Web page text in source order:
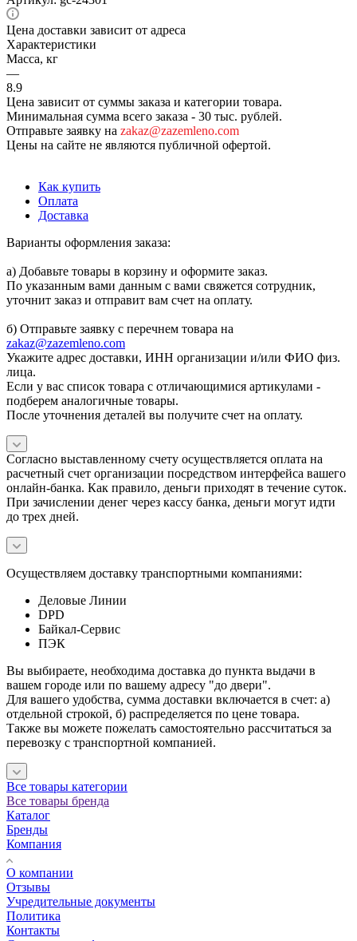
Цена доставки зависит от адреса
Характеристики
Масса, кг
—
8.9
Цена зависит от суммы заказа и категории товара.
Минимальная сумма всего заказа - 30 тыс. рублей.
Отправьте заявку на zakaz@zazemleno.com
Цены на сайте не являются публичной офертой.
Как купить
Оплата
Доставка
Варианты оформления заказа:
а) Добавьте товары в корзину и оформите заказ.
По указанным вами данным с вами свяжется сотрудник,
уточнит заказ и отправит вам счет на оплату.
б) Отправьте заявку с перечнем товара на
zakaz@zazemleno.com
Укажите адрес доставки, ИНН организации и/или ФИО физ.
лица.
Если у вас список товара с отличающимися артикулами -
подберем аналогичные товары.
После уточнения деталей вы получите счет на оплату.
Согласно выставленному счету осуществляется оплата на
расчетный счет организации посредством интерфейса вашего
онлайн-банка. Как правило, деньги приходят в течение суток.
При зачислении денег через кассу банка, деньги могут идти
до трех дней.
Осуществляем доставку транспортными компаниями:
Деловые Линии
DPD
Байкал-Сервис
ПЭК
Вы выбираете, необходима доставка до пункта выдачи в
вашем городе или по вашему адресу "до двери".
Для вашего удобства, сумма доставки включается в счет: а)
отдельной строкой, б) распределяется по цене товара.
Также вы можете пожелать самостоятельно рассчитаться за
перевозку с транспортной компанией.
Все товары категории
Все товары бренда
Каталог
Бренды
Компания
О компании
Отзывы
Учредительные документы
Политика
Контакты